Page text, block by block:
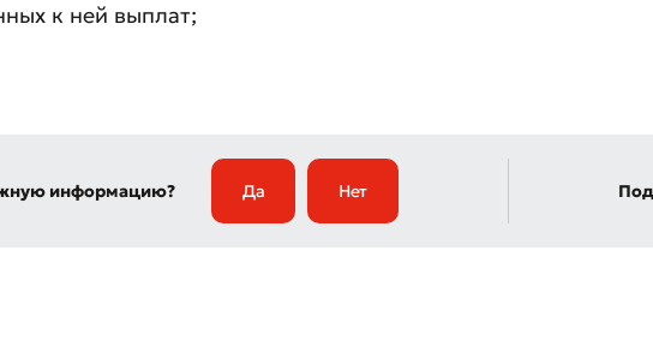
к ней выплат;
информацию? Да Нет